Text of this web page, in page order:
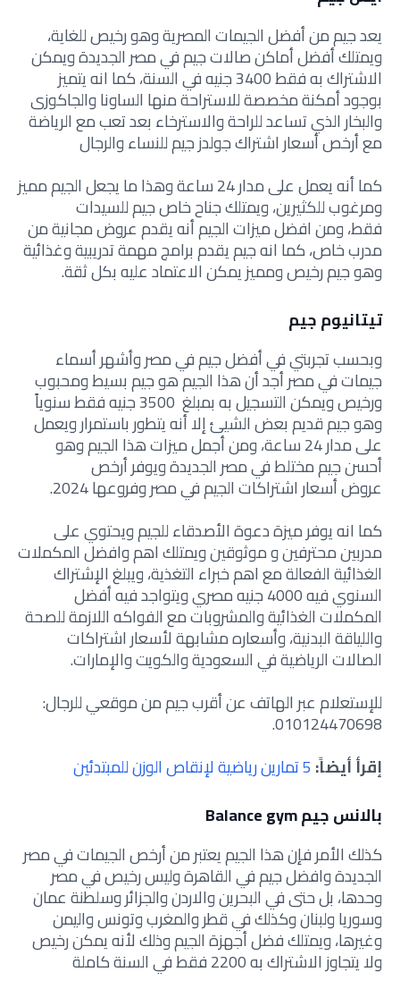
يعد جيم من أفضل الجيمات المصرية وهو رخيص للغاية،
ويمتلك أفضل أماكن صالات جيم في مصر الجديدة ويمكن
الاشتراك به فقط 3400 جنيه في السنة، كما انه يتميز
بوجود أمكنة مخصصة للاستراحة منها الساونا والجاكوزى
والبخار الذي تساعد للراحة والاسترخاء بعد تعب مع الرياضة
مع أرخص أسعار اشتراك جولدز جيم للنساء والرجال
كما أنه يعمل على مدار 24 ساعة وهذا ما يجعل الجيم مميز
ومرغوب للكثيرين، ويمتلك جناح خاص جيم للسيدات
فقط، ومن افضل ميزات الجيم أنه يقدم عروض مجانية من
مدرب خاص، كما انه جيم يقدم برامج مهمة تدريبية وغذائية
وهو جيم رخيص ومميز يمكن الاعتماد عليه بكل ثقة.
تيتانيوم جيم
وبحسب تجربتي في أفضل جيم في مصر وأشهر أسماء
جيمات في مصر أجد أن هذا الجيم هو جيم بسيط ومحبوب
ورخيص ويمكن التسجيل به بمبلغ 3500 جنيه فقط سنوياً
وهو جيم قديم بعض الشيئ إلا أنه يتطور باستمرار ويعمل
على مدار 24 ساعة، ومن أجمل ميزات هذا الجيم وهو
أحسن جيم مختلط في مصر الجديدة ويوفر أرخص
عروض أسعار اشتراكات الجيم في مصر وفروعها 2024.
كما انه يوفر ميزة دعوة الأصدقاء للجيم ويحتوي على
مدربين محترفين و موثوقين ويمتلك اهم وافضل المكملات
الغذائية الفعالة مع اهم خبراء التغذية، ويبلغ الإشتراك
السنوي فيه 4000 جنيه مصري ويتواجد فيه أفضل
المكملات الغذائية والمشروبات مع الفواكه اللازمة للصحة
واللياقة البدنية، وأسعاره مشابهة لأسعار اشتراكات
الصالات الرياضية في السعودية والكويت والإمارات.
للإستعلام عبر الهاتف عن أقرب جيم من موقعي للرجال:
010124470698.
إقرأ أيضاً: 5 تمارين رياضية لإنقاص الوزن للمبتدئين
بالانس جيم Balance gym
كذلك الأمر فإن هذا الجيم يعتبر من أرخص الجيمات في مصر
الجديدة وافضل جيم في القاهرة وليس رخيص في مصر
وحدها، بل حتى في البحرين والاردن والجزائر وسلطنة عمان
وسوريا ولبنان وكذلك في قطر والمغرب وتونس واليمن
وغيرها، ويمتلك فضل أجهزة الجيم وذلك لأنه يمكن رخيص
ولا يتجاوز الاشتراك به 2200 فقط في السنة كاملة